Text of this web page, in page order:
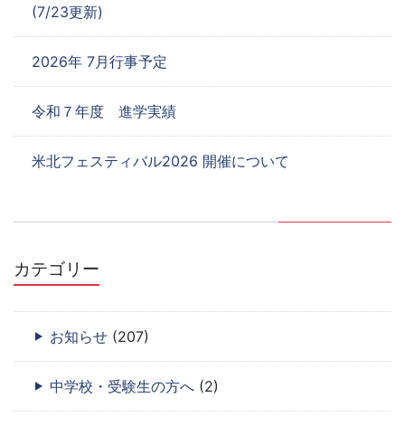
(7/23更新)
2026年 7月行事予定
令和７年度 進学実績
米北フェスティバル2026 開催について
カテゴリー
お知らせ (207)
中学校・受験生の方へ (2)